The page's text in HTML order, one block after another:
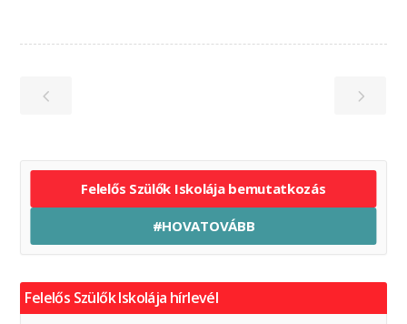
Felelős Szülők Iskolája bemutatkozás
#HOVATOVÁBB
Felelős Szülők Iskolája hírlevél